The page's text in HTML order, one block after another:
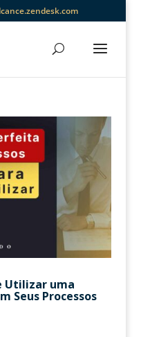
Utilizar uma
Seus Processos